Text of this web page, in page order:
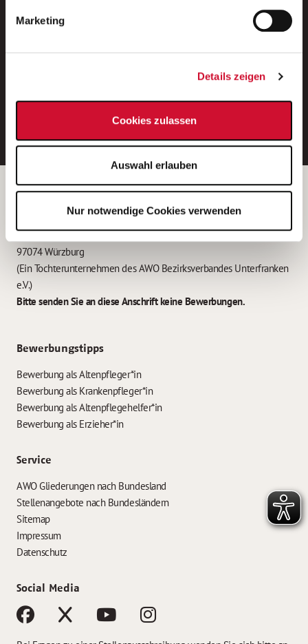
Marketing
Details zeigen
Cookies zulassen
Auswahl erlauben
Nur notwendige Cookies verwenden
E-Mail-Adresse eintragen
Betreiber der Webseite
Garitz Bewirtschaftungsbetriebe GmbH
Kantstraße 45a
97074 Würzburg
(Ein Tochterunternehmen des AWO Bezirksverbandes Unterfranken
e.V.)
Bitte senden Sie an diese Anschrift keine Bewerbungen.
Bewerbungstipps
Bewerbung als Altenpfleger*in
Bewerbung als Krankenpfleger*in
Bewerbung als Altenpflegehelfer*in
Bewerbung als Erzieher*in
Service
AWO Gliederungen nach Bundesland
Stellenangebote nach Bundesländern
Sitemap
Impressum
Datenschutz
Social Media